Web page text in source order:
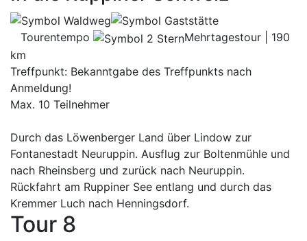
Tourentempo
Mehrtagestour | 190
km
Treffpunkt: Bekanntgabe des Treffpunkts nach
Anmeldung!
Max. 10 Teilnehmer
Durch das Löwenberger Land über Lindow zur
Fontanestadt Neuruppin. Ausflug zur Boltenmühle und
nach Rheinsberg und zurück nach Neuruppin.
Rückfahrt am Ruppiner See entlang und durch das
Kremmer Luch nach Henningsdorf.
Tour 8